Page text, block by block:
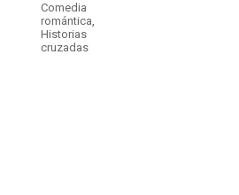
Comedia
romántica,
Historias
cruzadas